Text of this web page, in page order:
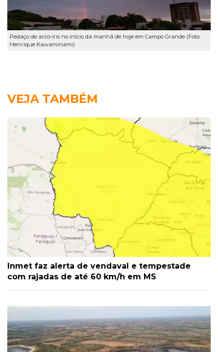
Pedaço de arco-íris no início da manhã de hoje em Campo Grande (Foto:
Henrique Kawaminami)
VEJA TAMBÉM
Inmet faz alerta de vendaval e tempestade
com rajadas de até 60 km/h em MS